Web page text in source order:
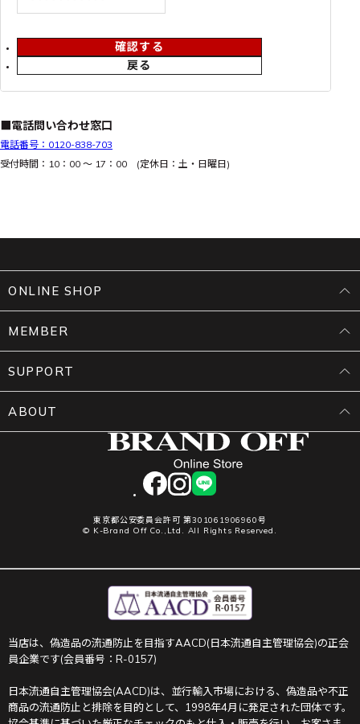
戻る
確認する
■電話問い合わせ窓口
電話番号：0120-838-703
受付時間：10：00 ～ 17：00 (定休日：土・日曜日)
facebookinstagram
LINE
東京都公安委員会許可 第301061906960号
© K-Brand Off Co.,Ltd. All Rights Reserved.
ONLINE SHOP
MEMBER
SUPPORT
ABOUT
当店は、偽造品の流通防止を目指すAACD(日本流通自主管理協会)の正会
員企業です(会員番号：R-0157)
日本流通自主管理協会(AACD)は、並行輸入市場における、偽造品や不正
商品の流通防止と排除を目的として、1998年4月に発足された団体です。